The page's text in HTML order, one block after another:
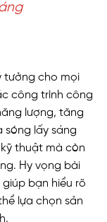
tưởng cho mọi
công trình công
lượng, tăng
sóng lấy sáng
thuật mà còn
Hy vọng bài
bạn hiểu rõ
lựa chọn sản